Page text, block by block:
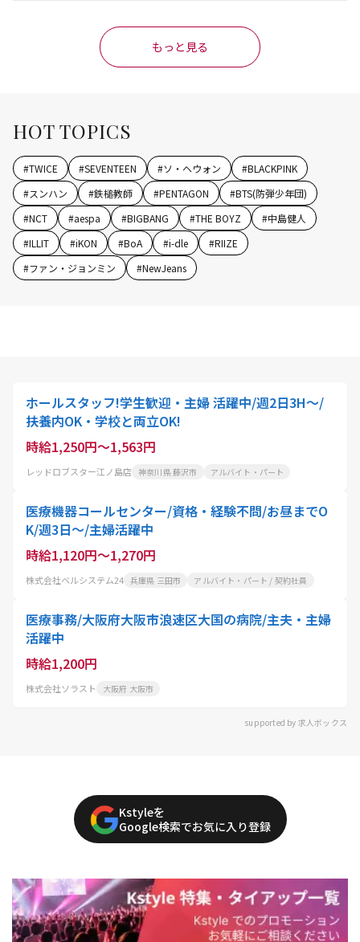
もっと見る
HOT TOPICS
#TWICE #SEVENTEEN #ソ・ヘウォン #BLACKPINK
#スンハン #鉄槌教師 #PENTAGON #BTS(防弾少年団)
#NCT #aespa #BIGBANG #THE BOYZ #中島健人
#ILLIT #iKON #BoA #i-dle #RIIZE
#ファン・ジョンミン #NewJeans
ホールスタッフ!学生歓迎・主婦 活躍中/週2日3H〜/
扶養内OK・学校と両立OK!
時給1,250円～1,563円
レッドロブスター江ノ島店 神奈川県 藤沢市 アルバイト・パート
医療機器コールセンター/資格・経験不問/お昼までO
K/週3日～/主婦活躍中
時給1,120円～1,270円
株式会社ベルシステム24 兵庫県 三田市 アルバイト・パート / 契約社員
医療事務/大阪府大阪市浪速区大国の病院/主夫・主婦
活躍中
時給1,200円
株式会社ソラスト 大阪府 大阪市
supported by 求人ボックス
Kstyleを
Google検索でお気に入り登録